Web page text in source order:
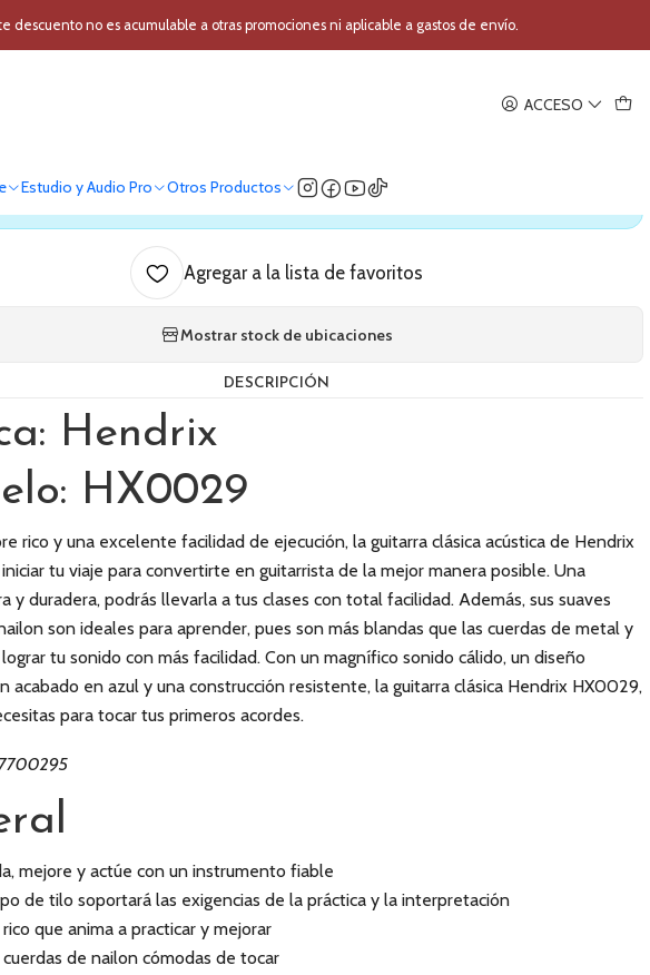
ACCESO
Estudio y Audio Pro Otros Productos
no es acumulable a otras promociones ni aplicable a gastos de envío.
Guitarra Acustica 39'' Hendrix HX0029 Azul
Acustica 39'' Hendrix HX0029 Azul
de comprar verifica nuestro stock
Agregar a la lista de favoritos
Mostrar stock de ubicaciones
DESCRIPCIÓN
Hendrix
HX0029
rico y una excelente facilidad de ejecución, la guitarra clásica acústica de Hendrix
tu viaje para convertirte en guitarrista de la mejor manera posible. Una
y duradera, podrás llevarla a tus clases con total facilidad. Además, sus suaves
son ideales para aprender, pues son más blandas que las cuerdas de metal y
tu sonido con más facilidad. Con un magnífico sonido cálido, un diseño
acabado en azul y una construcción resistente, la guitarra clásica Hendrix HX0029,
para tocar tus primeros acordes.
mejore y actúe con un instrumento fiable
de tilo soportará las exigencias de la práctica y la interpretación
que anima a practicar y mejorar
cuerdas de nailon cómodas de tocar